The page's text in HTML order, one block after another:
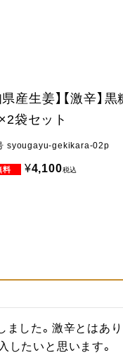
県産生姜】【激辛】
袋セット
syougayu-gekikara-02p
¥4,100税込
した。激辛とはあ
したいと思います。